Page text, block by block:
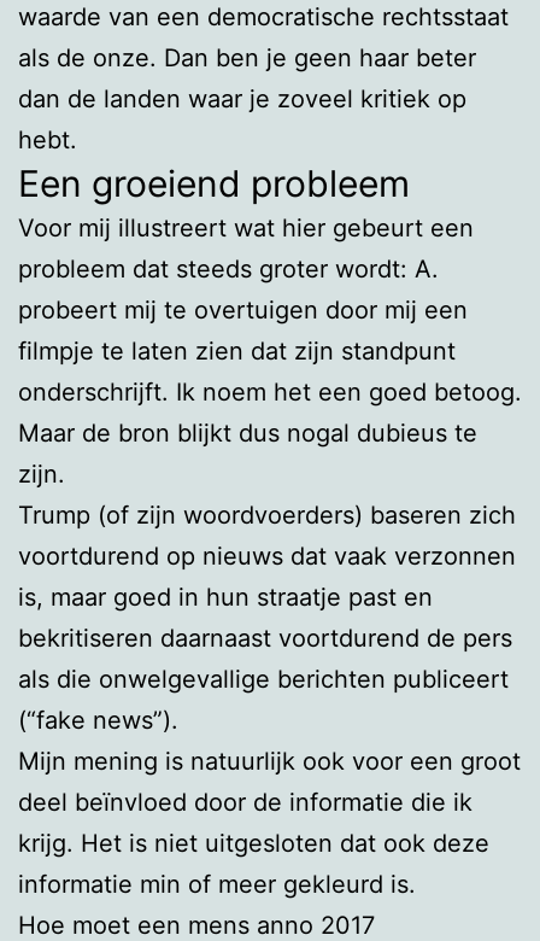
waarde van een democratische rechtsstaat
als de onze. Dan ben je geen haar beter
dan de landen waar je zoveel kritiek op
hebt.
Een groeiend probleem
Voor mij illustreert wat hier gebeurt een
probleem dat steeds groter wordt: A.
probeert mij te overtuigen door mij een
filmpje te laten zien dat zijn standpunt
onderschrijft. Ik noem het een goed betoog.
Maar de bron blijkt dus nogal dubieus te
zijn.
Trump (of zijn woordvoerders) baseren zich
voortdurend op nieuws dat vaak verzonnen
is, maar goed in hun straatje past en
bekritiseren daarnaast voortdurend de pers
als die onwelgevallige berichten publiceert
(“fake news”).
Mijn mening is natuurlijk ook voor een groot
deel beïnvloed door de informatie die ik
krijg. Het is niet uitgesloten dat ook deze
informatie min of meer gekleurd is.
Hoe moet een mens anno 2017